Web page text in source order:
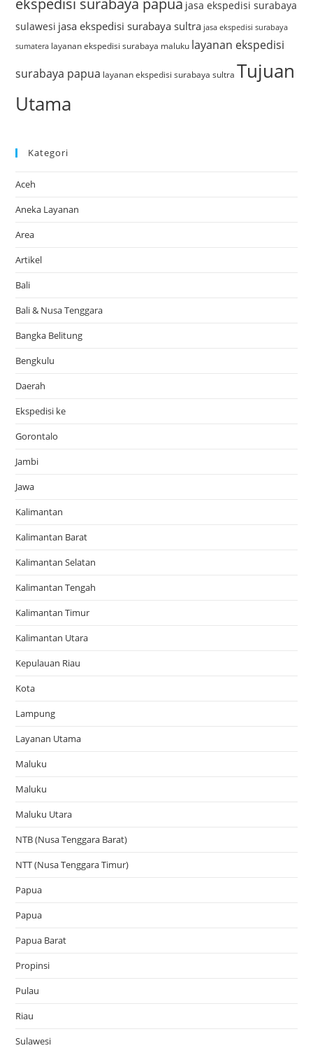
jasa ekspedisi surabaya
sulawesi jasa ekspedisi surabaya sultra jasa ekspedisi surabaya
sumatera layanan ekspedisi surabaya maluku layanan ekspedisi
surabaya papua layanan ekspedisi surabaya sultra Tujuan
Utama
Kategori
Aceh
Aneka Layanan
Area
Artikel
Bali
Bali & Nusa Tenggara
Bangka Belitung
Bengkulu
Daerah
Ekspedisi ke
Gorontalo
Jambi
Jawa
Kalimantan
Kalimantan Barat
Kalimantan Selatan
Kalimantan Tengah
Kalimantan Timur
Kalimantan Utara
Kepulauan Riau
Kota
Lampung
Layanan Utama
Maluku
Maluku
Maluku Utara
NTB (Nusa Tenggara Barat)
NTT (Nusa Tenggara Timur)
Papua
Papua
Papua Barat
Propinsi
Pulau
Riau
Sulawesi